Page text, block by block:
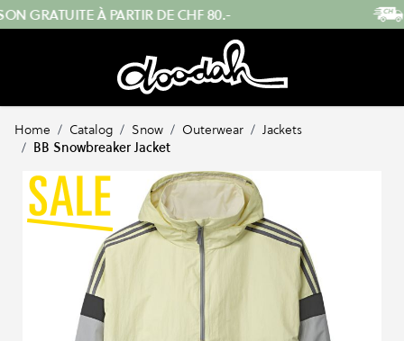
Skip to Content ENVOI RAPIDE DEPUIS LA SUISSE
Home / Catalog / Snow / Outerwear / Jackets
/ BB Snowbreaker Jacket